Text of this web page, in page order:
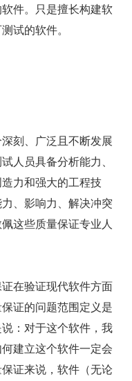
件。只是擅长构建软
试的软件。
刻、广泛且不断发展
人员具备分析能力、
力和强大的工程技
、影响力、解决冲突
这些质量保证专业人
在验证现代软件方面
证的问题范围定义是
：对于这个软件，我
建立这个软件一定会
证来说，软件（无论